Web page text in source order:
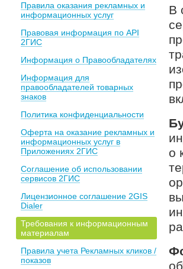
Правила оказания рекламных и
информационных услуг
Правовая информация по API
2ГИС
Информация о Правообладателях
Информация для
правообладателей товарных
знаков
Политика конфиденциальности
Оферта на оказание рекламных и
информационных услуг в
Приложениях 2ГИС
Соглашение об использовании
сервисов 2ГИС
Лицензионное соглашение 2GIS
Dialer
Требования к информационным
материалам
Правила учета Рекламных кликов /
показов
В
о